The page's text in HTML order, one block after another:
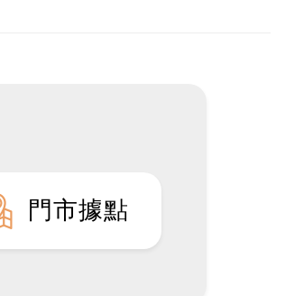
給爸爸，空機最高現省9,910！
門市據點